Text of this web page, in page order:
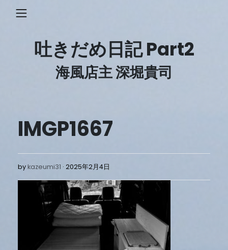
吐きだめ日記 Part2
海風店主 深堀貴司
IMGP1667
bykazeumi31 2025年2月4日
2
月